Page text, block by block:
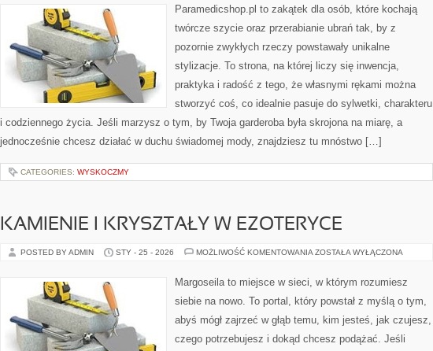
Paramedicshop.pl to zakątek dla osób, które kochają
twórcze szycie oraz przerabianie ubrań tak, by z
pozornie zwykłych rzeczy powstawały unikalne
stylizacje. To strona, na której liczy się inwencja,
praktyka i radość z tego, że własnymi rękami można
stworzyć coś, co idealnie pasuje do sylwetki, charakteru
i codziennego życia. Jeśli marzysz o tym, by Twoja garderoba była skrojona na miarę, a
jednocześnie chcesz działać w duchu świadomej mody, znajdziesz tu mnóstwo […]
CATEGORIES: WYSKOCZMY
KAMIENIE I KRYSZTAŁY W EZOTERYCE
POSTED BY ADMIN STY - 25 - 2026 MOŻLIWOŚĆ KOMENTOWANIA KAMIENIE
EZOTERYCE
ZOSTAŁA WYŁĄCZONA
Margoseila to miejsce w sieci, w którym rozumiesz
siebie na nowo. To portal, który powstał z myślą o tym,
abyś mógł zajrzeć w głąb temu, kim jesteś, jak czujesz,
czego potrzebujesz i dokąd chcesz podążać. Jeśli